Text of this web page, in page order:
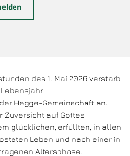
des 1. Mai 2026 verstarb
Hegge-Gemeinschaft an.
Zuversicht auf Gottes
glücklichen, erfüllten, in allen
Leben und nach einer in
Altersphase.